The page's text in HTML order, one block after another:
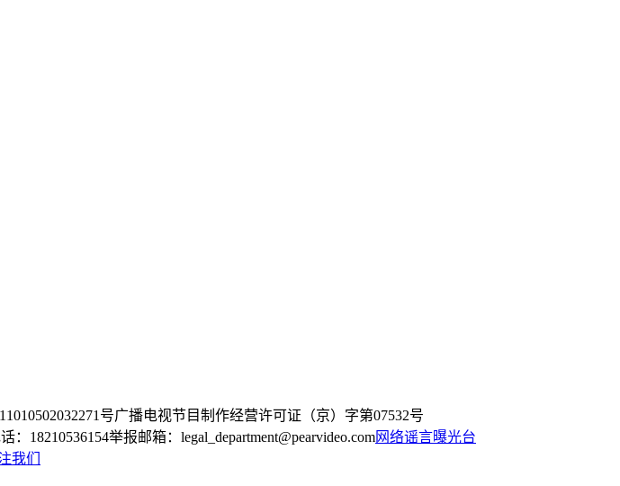
号广播电视节目制作经营许可证（京）字第07532号
：18210536154举报邮箱：legal_department@pearvideo.com网络谣言曝光台
我们